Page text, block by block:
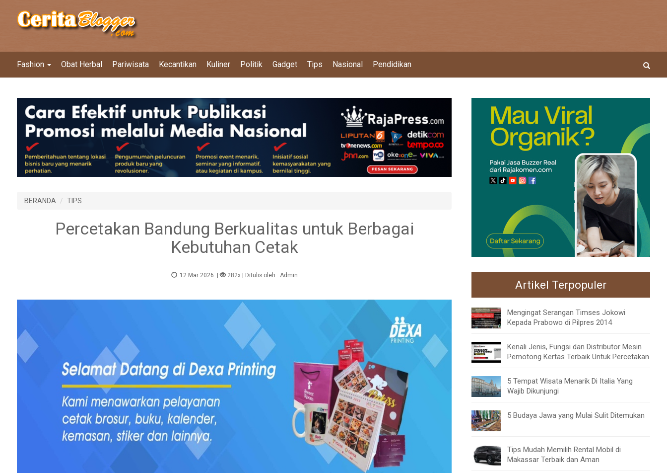
Fashion Obat Herbal Pariwisata Kecantikan Kuliner Politik Gadget Tips Nasional Pendidikan
BERANDA TIPS
Percetakan Bandung Berkualitas untuk Berbagai
Kebutuhan Cetak
12 Mar 2026 | 282x| Ditulis oleh : Admin
Artikel Terpopuler
Mengingat Serangan Timses Jokowi
Kepada Prabowo di Pilpres 2014
Kenali Jenis, Fungsi dan Distributor Mesin
Pemotong Kertas Terbaik Untuk Percetakan
5 Tempat Wisata Menarik Di Italia Yang
Wajib Dikunjungi
5 Budaya Jawa yang Mulai Sulit Ditemukan
Tips Mudah Memilih Rental Mobil di
Makassar Terbaik dan Aman